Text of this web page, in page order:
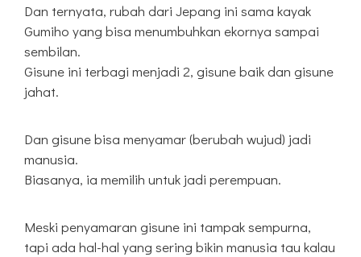
Dan ternyata, rubah dari Jepang ini sama kayak
Gumiho yang bisa menumbuhkan ekornya sampai
sembilan.
Gisune ini terbagi menjadi 2, gisune baik dan gisune
jahat.
Dan gisune bisa menyamar (berubah wujud) jadi
manusia.
Biasanya, ia memilih untuk jadi perempuan.
Meski penyamaran gisune ini tampak sempurna,
tapi ada hal-hal yang sering bikin manusia tau kalau